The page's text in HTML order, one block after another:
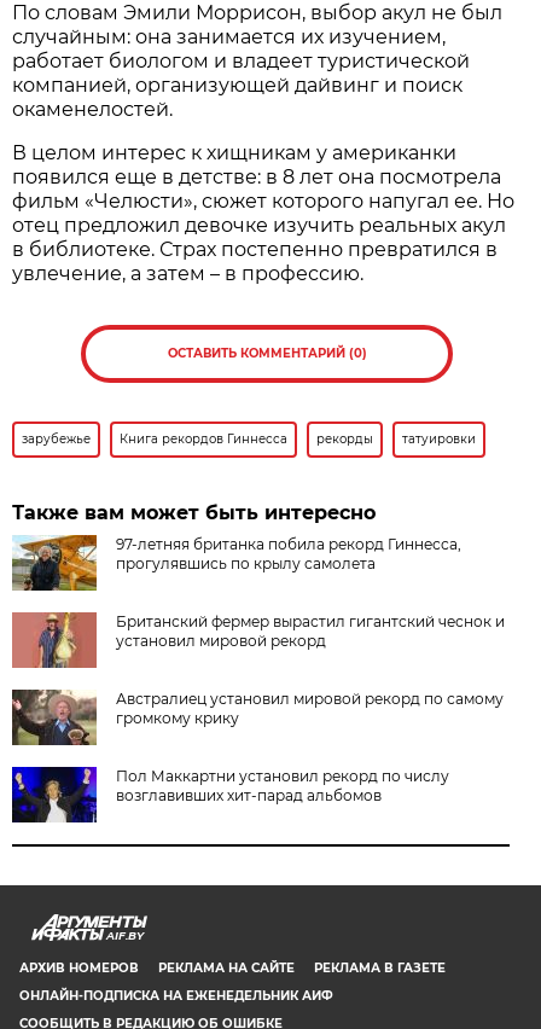
По словам Эмили Моррисон, выбор акул не был
случайным: она занимается их изучением,
работает биологом и владеет туристической
компанией, организующей дайвинг и поиск
окаменелостей.
В целом интерес к хищникам у американки
появился еще в детстве: в 8 лет она посмотрела
фильм «Челюсти», сюжет которого напугал ее. Но
отец предложил девочке изучить реальных акул
в библиотеке. Страх постепенно превратился в
увлечение, а затем – в профессию.
ОСТАВИТЬ КОММЕНТАРИЙ (0)
зарубежье Книга рекордов Гиннесса рекорды татуировки
Также вам может быть интересно
97-летняя британка побила рекорд Гиннесса,
прогулявшись по крылу самолета
Британский фермер вырастил гигантский чеснок и
установил мировой рекорд
Австралиец установил мировой рекорд по самому
громкому крику
Пол Маккартни установил рекорд по числу
возглавивших хит-парад альбомов
AIF.BY
АРХИВ НОМЕРОВ РЕКЛАМА НА САЙТЕ
РЕКЛАМА В ГАЗЕТЕ
ОНЛАЙН-ПОДПИСКА НА ЕЖЕНЕДЕЛЬНИК АИФ
СООБЩИТЬ В РЕДАКЦИЮ ОБ ОШИБКЕ